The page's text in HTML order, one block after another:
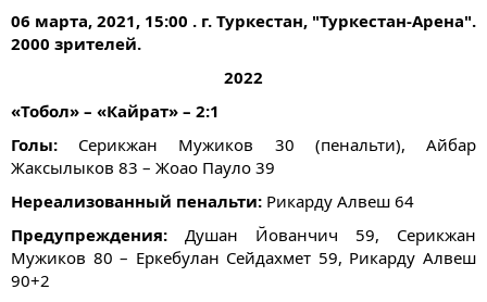
06 марта, 2021, 15:00 . г. Туркестан, "Туркестан-Арена".
2000 зрителей.
2022
«Тобол» – «Кайрат» – 2:1
Голы: Серикжан Мужиков 30 (пенальти), Айбар
Жаксылыков 83 – Жоао Пауло 39
Нереализованный пенальти: Рикарду Алвеш 64
Предупреждения: Душан Йованчич 59, Серикжан
Мужиков 80 – Еркебулан Сейдахмет 59, Рикарду Алвеш
90+2